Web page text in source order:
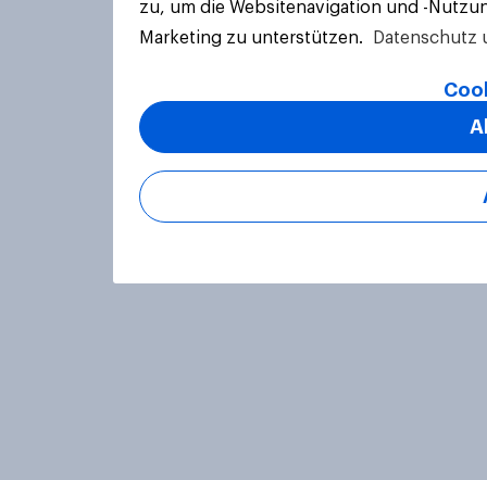
zu, um die Websitenavigation und -
Marketing zu unterstützen.
Datenschutz